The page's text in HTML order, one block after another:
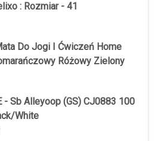
: Rozmiar - 41
Do Jogi I Ćwiczeń Home
Różowy Zielony
- Sb Alleyoop (GS) CJ0883 100
White